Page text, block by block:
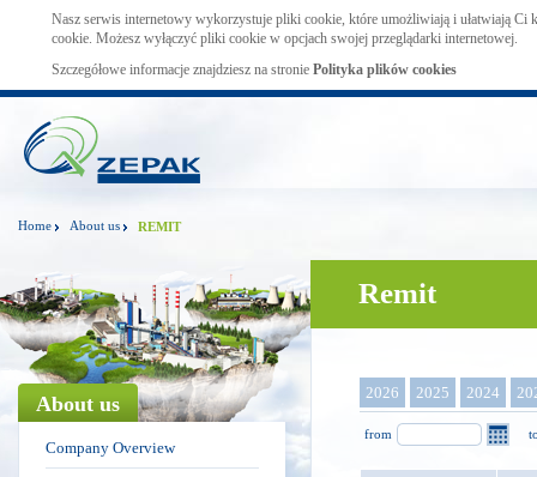
Nasz serwis internetowy wykorzystuje pliki cookie, które umożliwiają i ułatwiają Ci
cookie. Możesz wyłączyć pliki cookie w opcjach swojej przeglądarki internetowej.
Szczegółowe informacje znajdziesz na stronie Polityka plików cookies
Home About us REMIT
About us
Company Overview
Remit
2026 2025 2024
from